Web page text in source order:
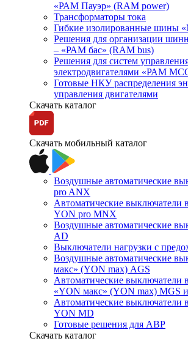
«РАМ Пауэр» (RAM power)
Трансформаторы тока
Гибкие изолированные шины
Решения для организации
– «РАМ бас» (RAM bus)
Решения для систем
электродвигателями «РАМ
Готовые НКУ распределения
управления двигателями
Скачать каталог
Скачать мобильный каталог
Воздушные автоматические
pro ANX
Автоматические выключатели
YON pro MNX
Воздушные автоматические
AD
Выключатели нагрузки с
Воздушные автоматические
макс» (YON max) AGS
Автоматические выключатели
«YON макс» (YON max) MGS и
Автоматические выключатели
YON MD
Готовые решения для АВР
Скачать каталог